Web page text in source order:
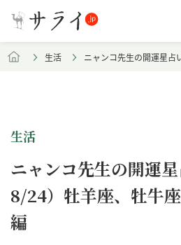
生活 ニャンコ先生の開運星占
生活
ニャンコ先生の開運
8/24）牡羊座、牡牛
編